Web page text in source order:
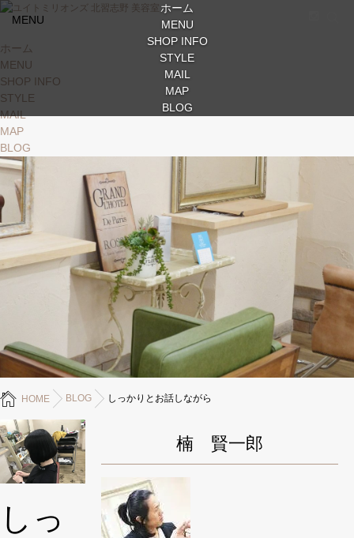
MENU
ホーム
MENU
SHOP INFO
STYLE
MAIL
MAP
BLOG
ホーム
MENU
SHOP INFO
STYLE
MAIL
MAP
BLOG
HOME BLOG しっかりとお話しながら
しっ
楠 賢一郎